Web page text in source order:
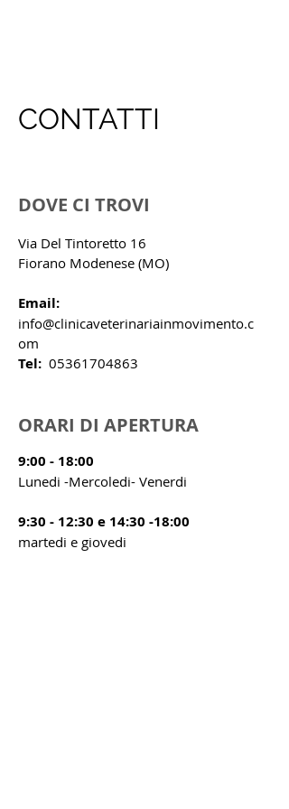
Via Del Tintoretto 16
Fiorano Modenese (MO)
Email:
info@clinicaveterinariainmovimento.c
om
Tel: 05361704863
DOVE CI TROVI
ORARI DI APERTURA
9:00 - 18:00
Lunedi -Mercoledi- Venerdi
9:30 - 12:30 e 14:30 -18:00
martedi e giovedi
CONTATTI